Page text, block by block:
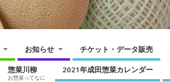
お知らせ チケット・データ販売
惣菜川柳
お惣菜ってなに
2021年成田惣菜カレンダー